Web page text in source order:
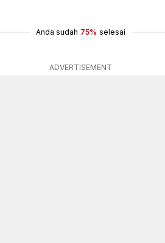
Anda sudah 75% selesai
ADVERTISEMENT